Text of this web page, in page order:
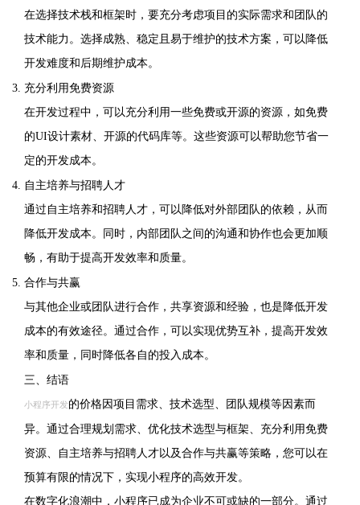
在选择技术栈和框架时，要充分考虑项目的实际需求和团队的
技术能力。选择成熟、稳定且易于维护的技术方案，可以降低
开发难度和后期维护成本。
充分利用免费资源
在开发过程中，可以充分利用一些免费或开源的资源，如免费
的UI设计素材、开源的代码库等。这些资源可以帮助您节省一
定的开发成本。
自主培养与招聘人才
通过自主培养和招聘人才，可以降低对外部团队的依赖，从而
降低开发成本。同时，内部团队之间的沟通和协作也会更加顺
畅，有助于提高开发效率和质量。
合作与共赢
与其他企业或团队进行合作，共享资源和经验，也是降低开发
成本的有效途径。通过合作，可以实现优势互补，提高开发效
率和质量，同时降低各自的投入成本。
三、结语
小程序开发的价格因项目需求、技术选型、团队规模等因素而
异。通过合理规划需求、优化技术选型与框架、充分利用免费
资源、自主培养与招聘人才以及合作与共赢等策略，您可以在
预算有限的情况下，实现小程序的高效开发。
在数字化浪潮中，小程序已成为企业不可或缺的一部分。通过